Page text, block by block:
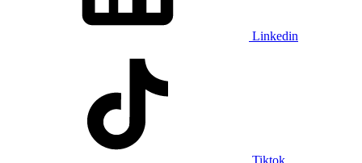
Linkedin
Tiktok